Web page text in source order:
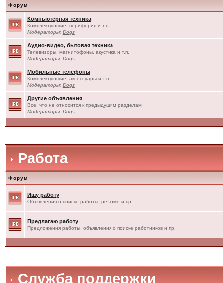
Форум
Компьютерная техника
Комплектующие, периферия и т.п.
Модераторы: Dogs
Аудио-видео, бытовая техника
Телевизоры, магнитофоны, акустика и т.п.
Модераторы: Dogs
Мобильные телефоны
Комплектующие, аксессуары и т.п.
Модераторы: Dogs
Другие объявления
Все, что не относится к предыдущим разделам
Модераторы: Dogs
Работа
Форум
Ищу работу
Объявления о поиске работы, резюме и пр.
Предлагаю работу
Предложения работы, объявления о поиске работников и пр.
Служба поддержки